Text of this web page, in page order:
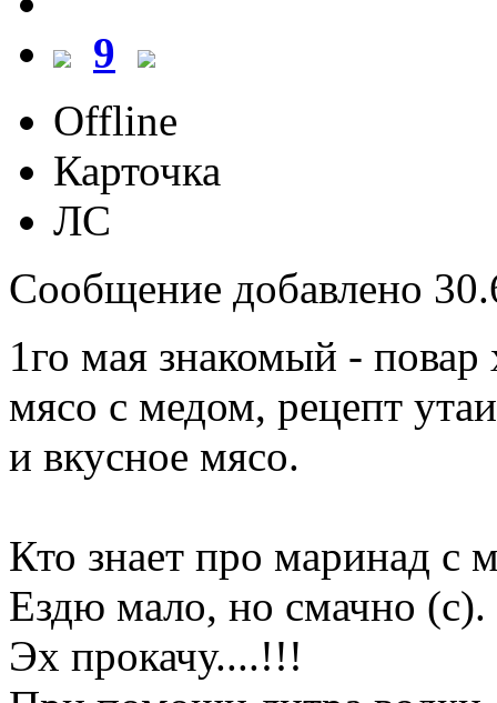
9
Offline
Карточка
ЛС
Сообщение добавлено
1го мая знакомый - повар
мясо с медом, рецепт
и вкусное мясо.
Кто знает про маринад с
Ездю мало, но смачно (c).
Эх прокачу....!!!